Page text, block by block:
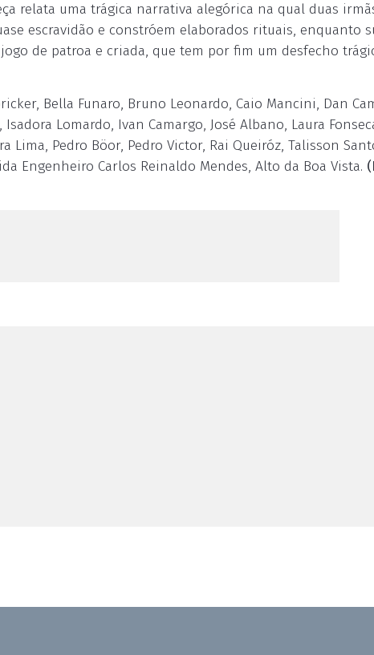
relata uma trágica narrativa alegórica na qual duas
escravidão e constróem elaborados rituais, enquanto
de patroa e criada, que tem por fim um desfecho
Bella Funaro, Bruno Leonardo, Caio Mancini, Dan
Lomardo, Ivan Camargo, José Albano, Laura
Pedro Böor, Pedro Victor, Rai Queiróz, Talisson
Engenheiro Carlos Reinaldo Mendes, Alto da Boa Vista.